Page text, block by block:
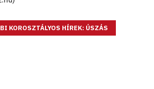
KOROSZTÁLYOS HÍREK: ÚSZÁS